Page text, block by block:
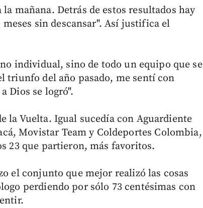
mañana. Detrás de estos resultados hay
sin descansar". Así justifica el
individual, sino de todo un equipo que se
triunfo del año pasado, me sentí con
Dios se logró".
la Vuelta. Igual sucedía con Aguardiente
Movistar Team y Coldeportes Colombia,
23 que partieron, más favoritos.
el conjunto que mejor realizó las cosas
perdiendo por sólo 73 centésimas con